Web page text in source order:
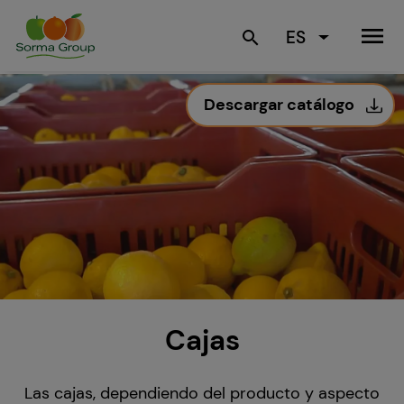
search ES menu
Cajas
Descargar catálogo
Las cajas, dependiendo del producto y aspecto